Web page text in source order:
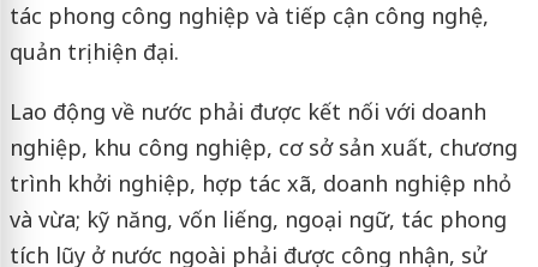
tác phong công nghiệp và tiếp cận công nghệ,
quản trị hiện đại.
Lao động về nước phải được kết nối với doanh
nghiệp, khu công nghiệp, cơ sở sản xuất, chương
trình khởi nghiệp, hợp tác xã, doanh nghiệp nhỏ
và vừa; kỹ năng, vốn liếng, ngoại ngữ, tác phong
tích lũy ở nước ngoài phải được công nhận, sử